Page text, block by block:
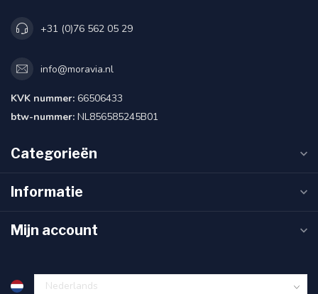
+31 (0)76 562 05 29
info@moravia.nl
KVK nummer: 66506433
btw-nummer: NL856585245B01
Categorieën
Informatie
Mijn account